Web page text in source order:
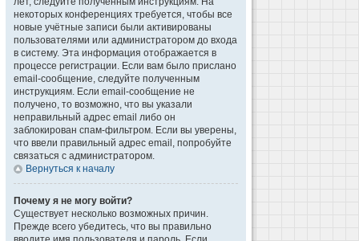
некоторых конференциях требуется, чтобы все
новые учётные записи были активированы
пользователями или администратором до входа
в систему. Эта информация отображается в
процессе регистрации. Если вам было прислано
email-сообщение, следуйте полученным
инструкциям. Если email-сообщение не
получено, то возможно, что вы указали
неправильный адрес email либо он
заблокирован спам-фильтром. Если вы уверены,
что ввели правильный адрес email, попробуйте
связаться с администратором.
Вернуться к началу
Почему я не могу войти?
Существует несколько возможных причин.
Прежде всего убедитесь, что вы правильно